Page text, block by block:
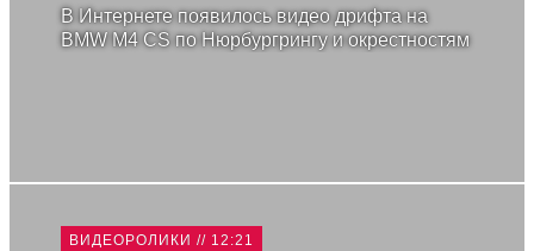
В Интернете появилось видео дрифта на
BMW M4 CS по Нюрбургрингу и окрестностям
ВИДЕОРОЛИКИ // 12:21